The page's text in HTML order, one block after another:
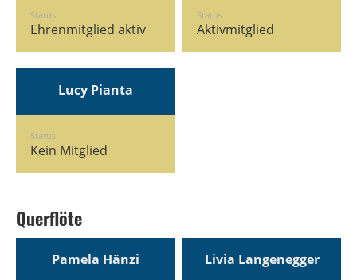
Status
Ehrenmitglied aktiv
Status
Aktivmitglied
Lucy Pianta
Status
Kein Mitglied
Querflöte
Pamela Hänzi Livia Langenegger